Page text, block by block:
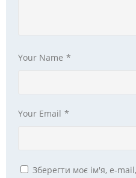
Your Name *
Your Email *
Зберегти моє ім'я, e-